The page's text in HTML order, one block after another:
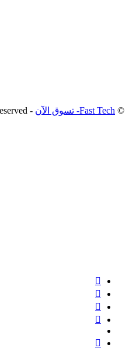
© Fast Tech- تسوق الآن - All Rights Reserved